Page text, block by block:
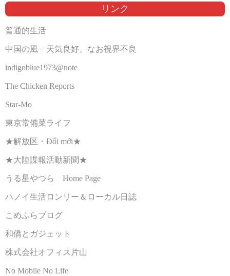
リンク
普通的生活
中国の風 – 天気良好、なお視界不良
indigoblue1973@note
The Chicken Reports
Star-Mo
東京常備菜ライフ
★解放区・Đổi mới★
★大陸諜報活動新聞★
うる星やつら Home Page
ハノイ生活ロンリー＆ローカル日誌
こめふらブログ
和僑とガジェット
株式会社オフィス片山
No Mobile No Life